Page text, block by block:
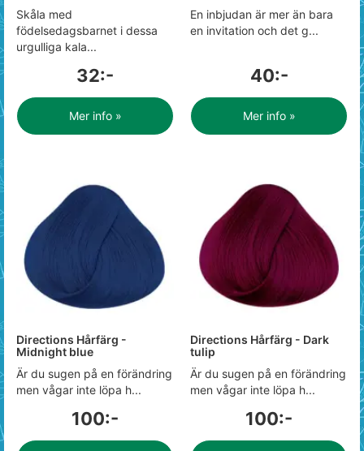
Skåla med
födelsedagsbarnet i dessa
urgulliga kala...
32:-
Mer info »
En inbjudan är mer än bara
en invitation och det g...
40:-
Mer info »
Directions Hårfärg -
Midnight blue
Är du sugen på en förändring
men vågar inte löpa h...
100:-
Directions Hårfärg - Dark
tulip
Är du sugen på en förändring
men vågar inte löpa h...
100:-